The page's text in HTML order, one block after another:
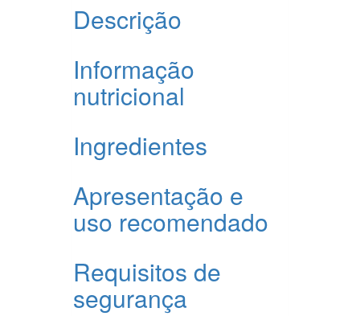
Descrição
Informação
nutricional
Ingredientes
Apresentação e
uso recomendado
Requisitos de
segurança